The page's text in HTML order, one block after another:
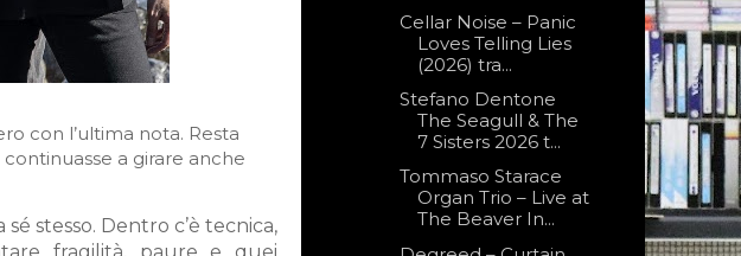
con l’ultima nota. Resta
a girare anche
stesso. Dentro c’è tecnica,
Cellar Noise – Panic
Loves Telling Lies
(2026) tra...
Stefano Dentone
The Seagull & The
7 Sisters 2026 t...
Tommaso Starace
Organ Trio – Live at
The Beaver In...